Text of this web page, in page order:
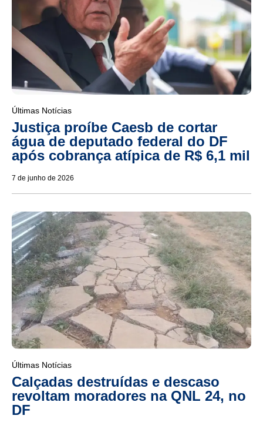
Últimas Notícias
Justiça proíbe Caesb de cortar
água de deputado federal do DF
após cobrança atípica de R$ 6,1 mil
7 de junho de 2026
Últimas Notícias
Calçadas destruídas e descaso
revoltam moradores na QNL 24, no
DF